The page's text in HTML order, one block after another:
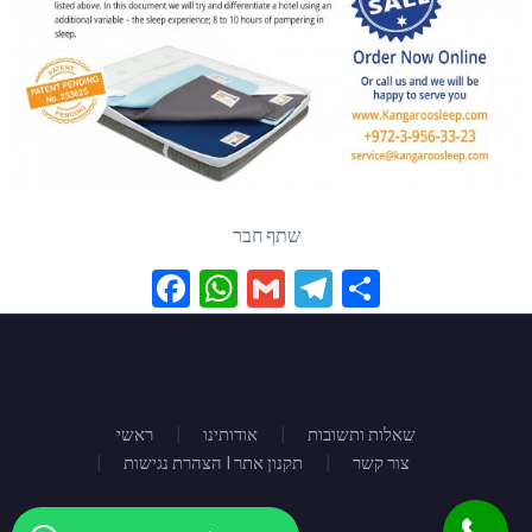
שתף חבר
Facebook
WhatsApp
GmailTelegram
ראשי אודותינו
שאלות ותשובות
הצהרת נגישות I תקנון אתר
צור קשר